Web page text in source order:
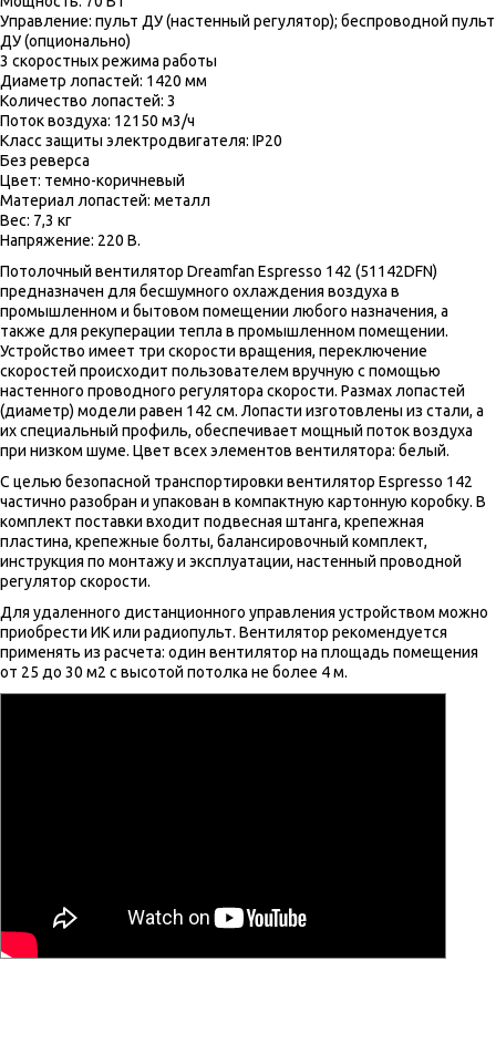
Управление: пульт ДУ (настенный регулятор); беспроводной пульт
ДУ (опционально)
3 скоростных режима работы
Диаметр лопастей: 1420 мм
Количество лопастей: 3
Поток воздуха: 12150 м3/ч
Класс защиты электродвигателя: IP20
Без реверса
Цвет: темно-коричневый
Материал лопастей: металл
Вес: 7,3 кг
Напряжение: 220 В.
Потолочный вентилятор Dreamfan Espresso 142 (51142DFN)
предназначен для бесшумного охлаждения воздуха в
промышленном и бытовом помещении любого назначения, а
также для рекуперации тепла в промышленном помещении.
Устройство имеет три скорости вращения, переключение
скоростей происходит пользователем вручную с помощью
настенного проводного регулятора скорости. Размах лопастей
(диаметр) модели равен 142 см. Лопасти изготовлены из стали, а
их специальный профиль, обеспечивает мощный поток воздуха
при низком шуме. Цвет всех элементов вентилятора: белый.
С целью безопасной транспортировки вентилятор Espresso 142
частично разобран и упакован в компактную картонную коробку. В
комплект поставки входит подвесная штанга, крепежная
пластина, крепежные болты, балансировочный комплект,
инструкция по монтажу и эксплуатации, настенный проводной
регулятор скорости.
Для удаленного дистанционного управления устройством можно
приобрести ИК или радиопульт. Вентилятор рекомендуется
применять из расчета: один вентилятор на площадь помещения
от 25 до 30 м2 с высотой потолка не более 4 м.